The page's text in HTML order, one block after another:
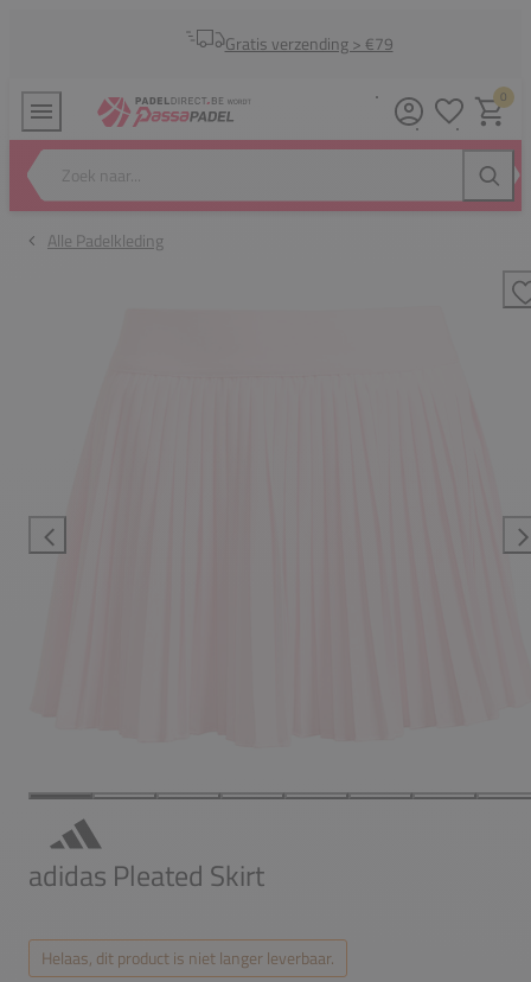
Gratis verzending > €79
Zoek naar...
0
Alle Padelkleding
adidas Pleated Skirt
Helaas, dit product is niet langer leverbaar.